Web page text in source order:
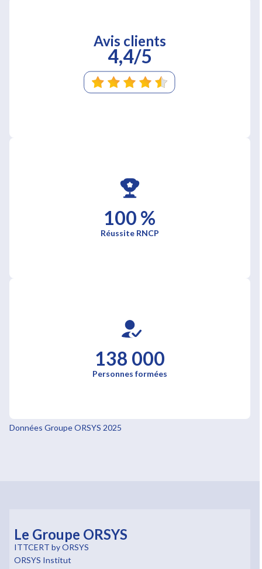
Avis clients
4,4/5
100 %
Réussite RNCP
138 000
Personnes formées
Données Groupe ORSYS 2025
Le Groupe ORSYS
ITTCERT by ORSYS
ORSYS Institut